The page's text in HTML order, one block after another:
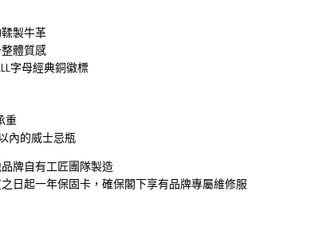
製牛革
體質感
字母經典銅徽標
重
內的威士忌瓶
牌自有工匠團隊製造
日起一年保固卡，確保閣下享有品牌專屬維修服